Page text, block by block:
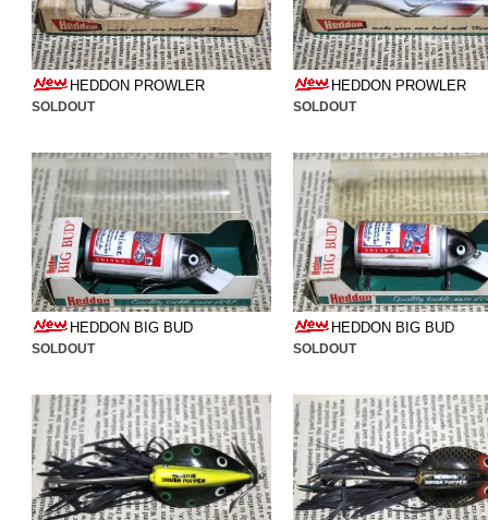
HEDDON PROWLER
SOLDOUT
HEDDON PROWLER
SOLDOUT
HEDDON BIG BUD
SOLDOUT
HEDDON BIG BUD
SOLDOUT